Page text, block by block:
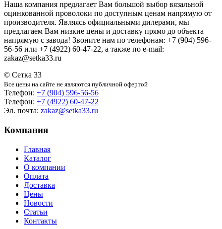
Наша компания предлагает Вам большой выбор вязальной
оцинкованной проволоки по доступным ценам напрямую от
производителя. Являясь официальными дилерами, мы
предлагаем Вам низкие цены и доставку прямо до объекта
напрямую с завода! Звоните нам по телефонам: +7 (904) 596-
56-56 или +7 (4922) 60-47-22, а также по e-mail:
zakaz@setka33.ru
© Сетка 33
Все цены на сайте не являются публичной офертой
Телефон: +7 (904) 596-56-56
Телефон: +7 (4922) 60-47-22
Эл. почта: zakaz@setka33.ru
Компания
Главная
Каталог
О компании
Оплата
Доставка
Цены
Новости
Статьи
Контакты